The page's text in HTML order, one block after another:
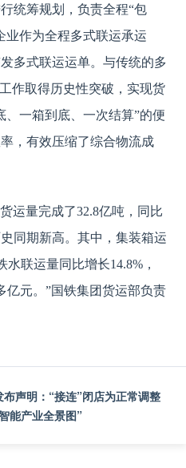
统筹规划，负责全程“包
业作为全程多式联运承运
多式联运运单。与传统的多
作取得历史性突破，实现货
、一箱到底、一次结算”的便
，有效压缩了综合物流成
运量完成了32.8亿吨，同比
同期新高。其中，集装箱运
联运量同比增长14.8%，
亿元。”国铁集团货运部负责
布声明：“接连”闭店为正常调整
能产业全景图”